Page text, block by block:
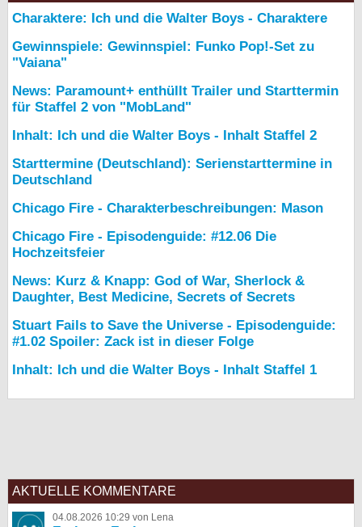
Charaktere: Ich und die Walter Boys - Charaktere
Gewinnspiele: Gewinnspiel: Funko Pop!-Set zu
"Vaiana"
News: Paramount+ enthüllt Trailer und Starttermin
für Staffel 2 von "MobLand"
Inhalt: Ich und die Walter Boys - Inhalt Staffel 2
Starttermine (Deutschland): Serienstarttermine in
Deutschland
Chicago Fire - Charakterbeschreibungen: Mason
Chicago Fire - Episodenguide: #12.06 Die
Hochzeitsfeier
News: Kurz & Knapp: God of War, Sherlock &
Daughter, Best Medicine, Secrets of Secrets
Stuart Fails to Save the Universe - Episodenguide:
#1.02 Spoiler: Zack ist in dieser Folge
Inhalt: Ich und die Walter Boys - Inhalt Staffel 1
AKTUELLE KOMMENTARE
04.08.2026 10:29 von Lena